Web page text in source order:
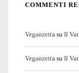
COMMENTI
Veganzetta su Il
Veganzetta su Il